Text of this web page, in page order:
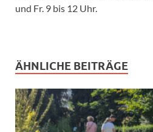
und Fr. 9 bis 12 Uhr.
ÄHNLICHE BEITRÄGE